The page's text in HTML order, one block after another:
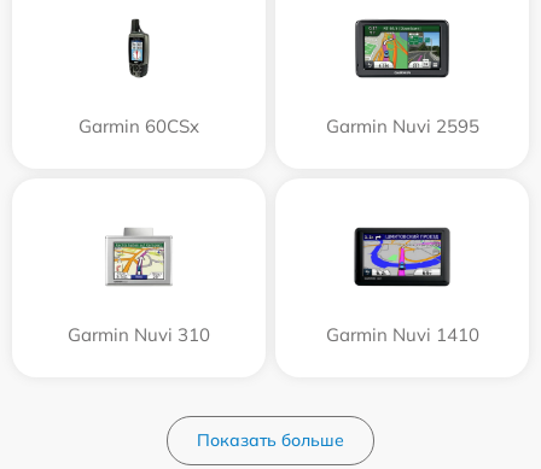
Garmin 60CSx Garmin Nuvi 2595
Garmin Nuvi 310 Garmin Nuvi 1410
Показать больше